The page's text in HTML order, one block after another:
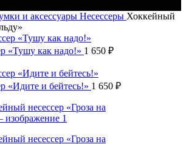
и аксессуары Несессеры Хоккейный
«Тушу как надо!» 1 650 ₽
«Идите и бейтесь!» 1 650 ₽